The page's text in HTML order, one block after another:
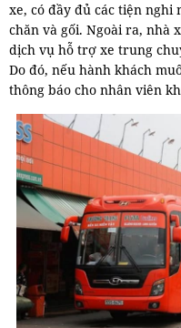
xe, có đầy đủ các tiện nghi
chăn và gối. Ngoài ra, nhà
dịch vụ hỗ trợ xe trung
Do đó, nếu hành khách
thông báo cho nhân viên